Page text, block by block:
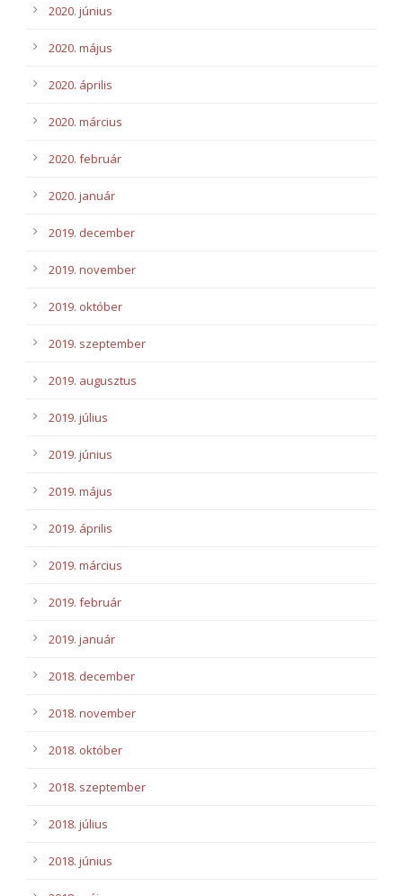
2020. június
2020. május
2020. április
2020. március
2020. február
2020. január
2019. december
2019. november
2019. október
2019. szeptember
2019. augusztus
2019. július
2019. június
2019. május
2019. április
2019. március
2019. február
2019. január
2018. december
2018. november
2018. október
2018. szeptember
2018. július
2018. június